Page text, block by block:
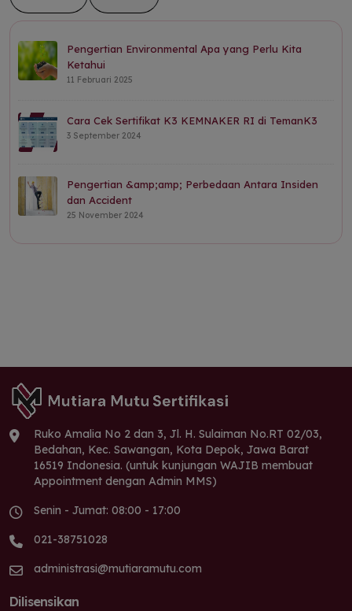
Pengertian Environmental Apa yang Perlu Kita
Ketahui
11 Februari 2025
Cara Cek Sertifikat K3 KEMNAKER RI di TemanK3
3 September 2024
Pengertian &amp;amp; Perbedaan Antara Insiden
dan Accident
25 November 2024
Ruko Amalia No 2 dan 3, Jl. H. Sulaiman No.RT 02/03,
Bedahan, Kec. Sawangan, Kota Depok, Jawa Barat
16519 Indonesia. (untuk kunjungan WAJIB membuat
Appointment dengan Admin MMS)
Senin - Jumat: 08:00 - 17:00
021-38751028
administrasi@mutiaramutu.com
Dilisensikan